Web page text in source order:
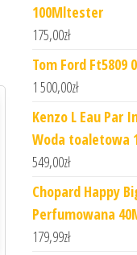
100Mltester
175,00zł
Tom Ford Ft5809
1 500,00zł
Kenzo L Eau Par
Woda toaletowa
549,00zł
Chopard Happy
Perfumowana
179,99zł